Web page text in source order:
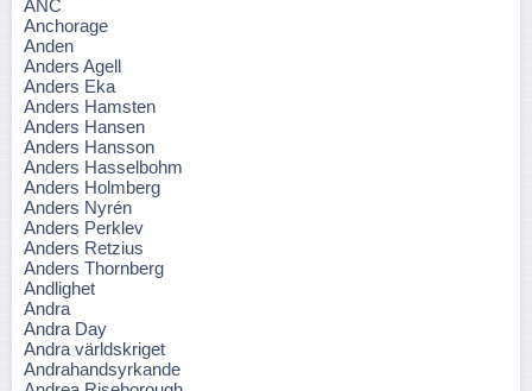
ANC
Anchorage
Anden
Anders Agell
Anders Eka
Anders Hamsten
Anders Hansen
Anders Hansson
Anders Hasselbohm
Anders Holmberg
Anders Nyrén
Anders Perklev
Anders Retzius
Anders Thornberg
Andlighet
Andra
Andra Day
Andra världskriget
Andrahandsyrkande